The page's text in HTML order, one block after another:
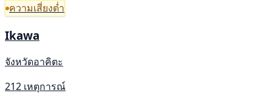
ความเสี่ยงต่ำ
Ikawa
จังหวัดอาคิตะ
212 เหตุการณ์